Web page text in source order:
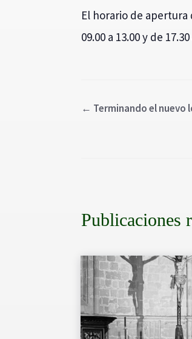
El horario de apertura
09.00 a 13.00 y de
← Terminando el nuevo
Publicaciones